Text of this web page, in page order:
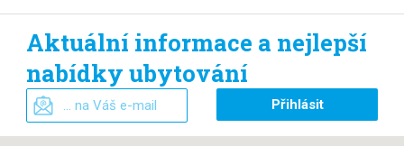
Aktuální informace a nejlepší
nabídky ubytování